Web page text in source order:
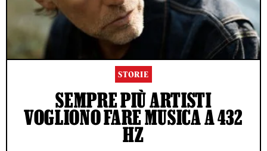
STORIE
SEMPRE PIÙ ARTISTI
VOGLIONO FARE MUSICA A 432
HZ